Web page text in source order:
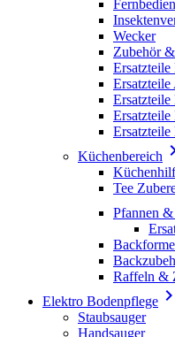
Wecker
Zubehör
Ersatzteile
Küchenbereich
Tee
Pfannen
Raffeln &
Elektro Bodenpflege 
Staubsauger
Handsauger